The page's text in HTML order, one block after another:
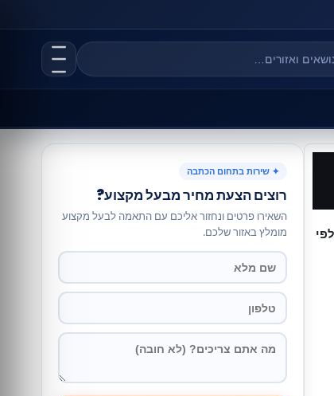
✦ שירות בתחום הכתבה
רוצים הצעת מחיר מבעל מקצוע?
השאירו פרטים ונחזור אליכם עם התאמה לבעל מקצוע
מומלץ באזור שלכם.